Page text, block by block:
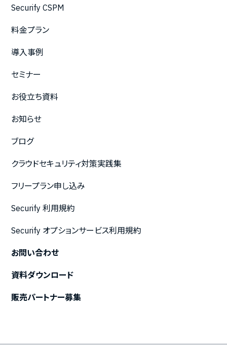
Securify CSPM
料金プラン
導入事例
セミナー
お役立ち資料
お知らせ
ブログ
クラウドセキュリティ対策実践集
フリープラン申し込み
Securify 利用規約
Securify オプションサービス利用規約
お問い合わせ
資料ダウンロード
販売パートナー募集